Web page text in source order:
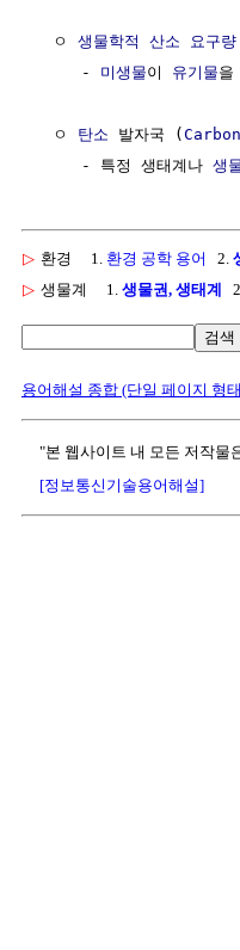
  ㅇ
생물학적 산소 요구량
     -
미생물이 유기물을
  ㅇ
탄소 발자국 (Carbon
     - 특정 생태계나
생
▷ 환경 1. 환경 공학 용어 2.
▷ 생물계 1. 생물권, 생태계 2.
검색
용어해설 종합 (단일 페이지 형
"본 웹사이트 내 모든 저작물
[정보통신기술용어해설]